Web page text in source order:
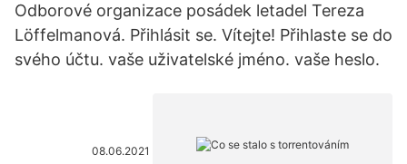
Odborové organizace posádek letadel Tereza
Löffelmanová. Přihlásit se. Vítejte! Přihlaste se do
svého účtu. vaše uživatelské jméno. vaše heslo.
08.06.2021